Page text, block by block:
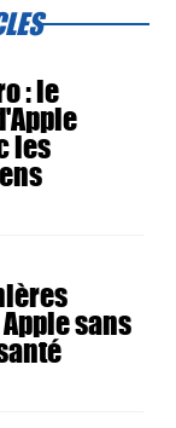
: le
les
sans